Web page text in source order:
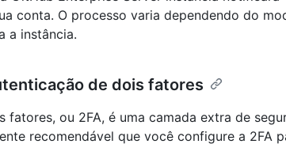
conta. O processo varia dependendo do
a instância.
de dois fatores
fatores, ou 2FA, é uma camada extra de
recomendável que você configure a 2FA